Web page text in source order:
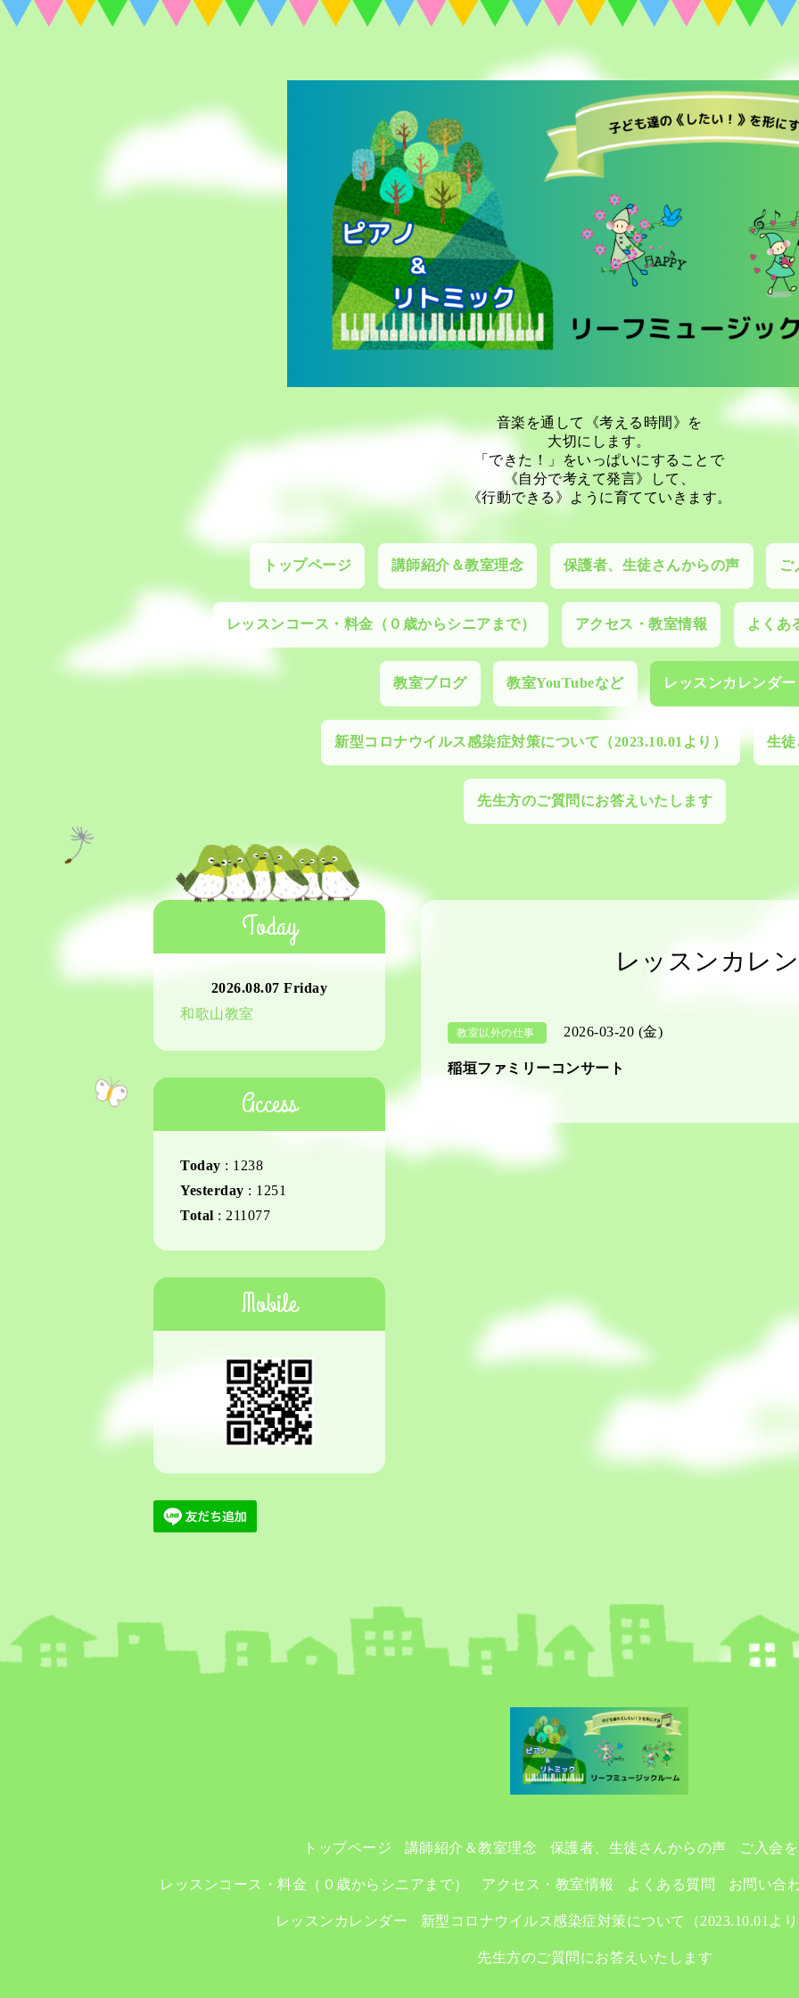
音楽を通して《考える時間》を
大切にします。
「できた！」をいっぱいにすることで
《自分で考えて発言》して、
《行動できる》ように育てていきます。
トップページ 講師紹介＆教室理念 保護者、生徒さんからの声 ご
レッスンコース・料金（０歳からシニアまで） アクセス・教室情報 よくあ
教室ブログ 教室YouTubeなど レッスンカレンダー
新型コロナウイルス感染症対策について（2023.10.01より） 生
先生方のご質問にお答えいたします
レッスンカレ
教室以外の仕事 2026-03-20 (金)
稲垣ファミリーコンサート
Today
2026.08.07 Friday
和歌山教室
Access
Today : 1238
Yesterday : 1251
Total : 211077
Mobile
トップページ 講師紹介＆教室理念 保護者、生徒さんからの声 ご入会
レッスンコース・料金（０歳からシニアまで） アクセス・教室情報 よくある質問 お問い合
レッスンカレンダー 新型コロナウイルス感染症対策について（2023.10.01よ
先生方のご質問にお答えいたします